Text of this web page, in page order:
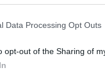
Data Processing Opt Outs
opt-out of the Sharing of
на нашата
се.